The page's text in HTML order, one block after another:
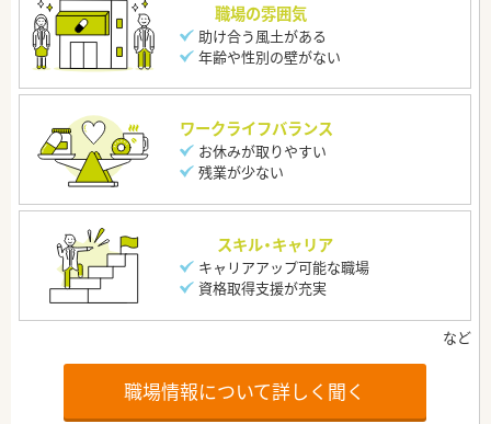
職場の雰囲気
助け合う風土がある
年齢や性別の壁がない
ワークライフバランス
お休みが取りやすい
残業が少ない
スキル・キャリア
キャリアアップ可能な職場
資格取得支援が充実
職場情報について詳しく聞く